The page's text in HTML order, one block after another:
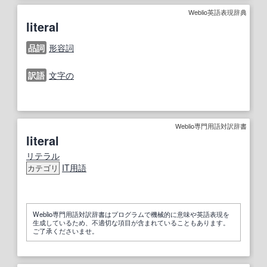
Weblio英語表現辞典
literal
品詞 形容詞
訳語 文字の
Weblio専門用語対訳辞書
literal
リテラル
カテゴリ IT用語
Weblio専門用語対訳辞書はプログラムで機械的に意味や英語表現を
生成しているため、不適切な項目が含まれていることもあります。
ご了承くださいませ。